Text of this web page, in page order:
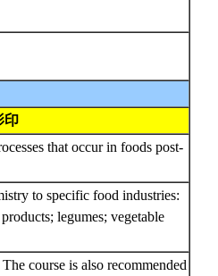
印
that occur in foods post-
to specific food industries:
legumes; vegetable
course is also recommended